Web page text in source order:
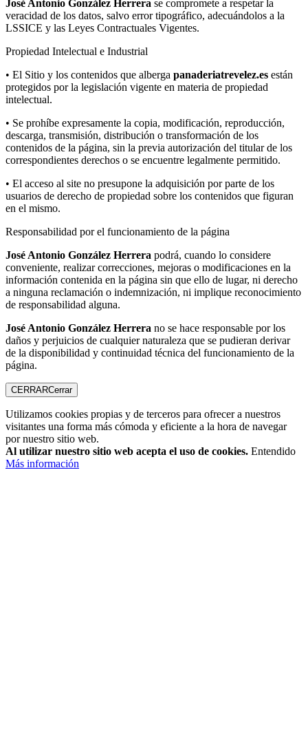
José Antonio González Herrera se compromete a respetar la
veracidad de los datos, salvo error tipográfico, adecuándolos a la
LSSICE y las Leyes Contractuales Vigentes.
Propiedad Intelectual e Industrial
• El Sitio y los contenidos que alberga panaderiatrevelez.es están
protegidos por la legislación vigente en materia de propiedad
intelectual.
• Se prohíbe expresamente la copia, modificación, reproducción,
descarga, transmisión, distribución o transformación de los
contenidos de la página, sin la previa autorización del titular de los
correspondientes derechos o se encuentre legalmente permitido.
• El acceso al site no presupone la adquisición por parte de los
usuarios de derecho de propiedad sobre los contenidos que figuran
en el mismo.
Responsabilidad por el funcionamiento de la página
José Antonio González Herrera podrá, cuando lo considere
conveniente, realizar correcciones, mejoras o modificaciones en la
información contenida en la página sin que ello de lugar, ni derecho
a ninguna reclamación o indemnización, ni implique reconocimiento
de responsabilidad alguna.
José Antonio González Herrera no se hace responsable por los
daños y perjuicios de cualquier naturaleza que se pudieran derivar
de la disponibilidad y continuidad técnica del funcionamiento de la
página.
CERRARCerrar
Utilizamos cookies propias y de terceros para ofrecer a nuestros
visitantes una forma más cómoda y eficiente a la hora de navegar
por nuestro sitio web.
Al utilizar nuestro sitio web acepta el uso de cookies. Entendido
Más información